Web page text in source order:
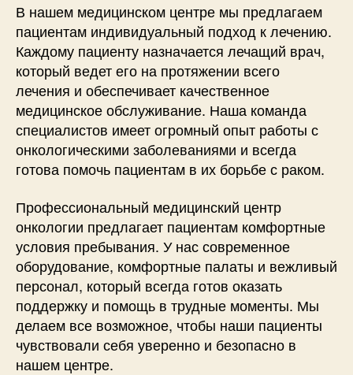
В нашем медицинском центре мы предлагаем
пациентам индивидуальный подход к лечению.
Каждому пациенту назначается лечащий врач,
который ведет его на протяжении всего
лечения и обеспечивает качественное
медицинское обслуживание. Наша команда
специалистов имеет огромный опыт работы с
онкологическими заболеваниями и всегда
готова помочь пациентам в их борьбе с раком.
Профессиональный медицинский центр
онкологии предлагает пациентам комфортные
условия пребывания. У нас современное
оборудование, комфортные палаты и вежливый
персонал, который всегда готов оказать
поддержку и помощь в трудные моменты. Мы
делаем все возможное, чтобы наши пациенты
чувствовали себя уверенно и безопасно в
нашем центре.